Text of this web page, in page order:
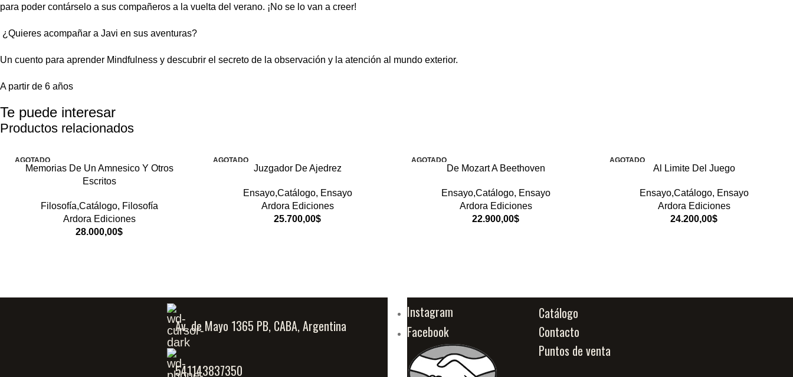
para poder contárselo a sus compañeros a la vuelta del verano. ¡No se lo van a creer!
¿Quieres acompañar a Javi en sus aventuras?
Un cuento para aprender Mindfulness y descubrir el secreto de la observación y la atención al mundo exterior.
A partir de 6 años
Te puede interesar
Productos relacionados
AGOTADO
Memorias De Un Amnesico Y Otros
Escritos
Filosofía,Catálogo, Filosofía
Ardora Ediciones
28.000,00$
AGOTADO
Juzgador De Ajedrez
Ensayo,Catálogo, Ensayo
Ardora Ediciones
25.700,00$
AGOTADO
De Mozart A Beethoven
Ensayo,Catálogo, Ensayo
Ardora Ediciones
22.900,00$
AGOTADO
Al Limite Del Juego
Ensayo,Catálogo, Ensayo
Ardora Ediciones
24.200,00$
Av. de Mayo 1365 PB, CABA, Argentina
541143837350
Instagram
Facebook
Catálogo
Contacto
Puntos de venta